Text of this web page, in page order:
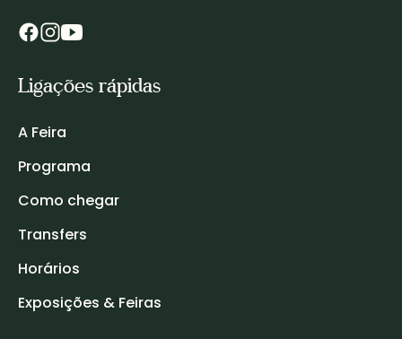
Ligações rápidas
A Feira
Programa
Como chegar
Transfers
Horários
Exposições & Feiras